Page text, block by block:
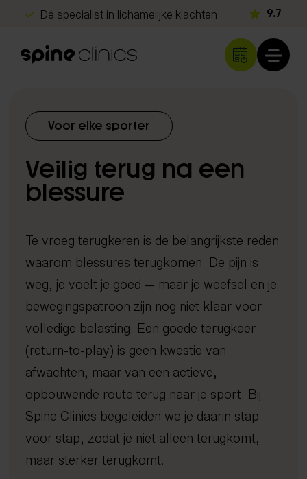
Dé specialist in lichamelijke klachten
Gratis screening
Snel herstel
9.7
Rug- en nekklachten
Echografie
Chiropractie
Long Covid
herstelprogramma
Klachten
Rug- en nekklachten
Hoofdpijn
Schouder- en armklachten
Kinderen & baby's
Echografie
iDXA scan
DNA analyse
Neurologisch onderzoek
Orthopedisch onderzoek
Gratis screening
4D Rugscan
Behandelingen
Shockwave therapie
EMTT
Lasertherapie
Dry needling
Focussed shockwave therapie
Manipulatie
Spierontspannende technieken
NESA therapie
Zuurstoftraining (IHHT)
Infrarood- en nabij-infraroodtherapie
Activator
Programma's
Long Covid herstelprogramma
Beter slapen met inzicht
Afvallen met inzicht
Gezond oud worden
Peak Performance
Reintegratie & Werkvitaliteit
Spine Clinics
Over ons
Sport
FAQ
Vacatures
Locaties
Uden
Veghel
Nuenen
Gemert-Bakel
Kennisbank
Nieuws en blogs
Wetenschappelijke artikelen
Podcast
Expertisecentrum
Tarieven
Contact
Afspraak maken
085 - 760 92 40
info@spine-clinics.nl
Voor elke sporter
Veilig terug na een
blessure
Te vroeg terugkeren is de belangrijkste reden
waarom blessures terugkomen. De pijn is
weg, je voelt je goed — maar je weefsel en je
bewegingspatroon zijn nog niet klaar voor
volledige belasting. Een goede terugkeer
(return-to-play) is geen kwestie van
afwachten, maar van een actieve,
opbouwende route terug naar je sport. Bij
Spine Clinics begeleiden we je daarin stap
voor stap, zodat je niet alleen terugkomt,
maar sterker terugkomt.